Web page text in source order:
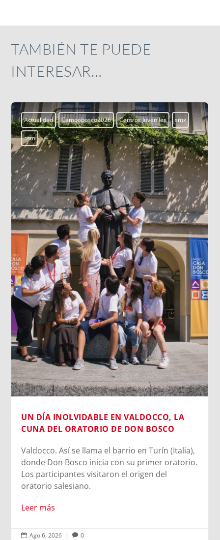
TAMBIÉN TE PUEDE
INTERESAR…
Aprendiendo a vivir Blogs
LOS DATOS BIOMÉTRICOS: NUESTRA
IDENTIDAD EN JUEGO
Cada vez que jugamos con la inteligencia
artificial subiendo nuestra imagen para generar
un avatar gracioso, en el fondo estamos
cediendo una parte de nuestra identidad. El
escaneo facial no es un simple pasatiempo
inofensivo; nuestra cara es una seña de
identidad...
Leer más
 Ago 6, 2026 | 